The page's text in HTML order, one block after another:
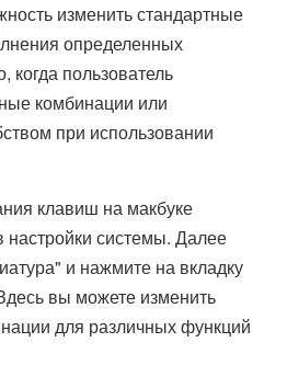
изменить стандартные
определенных
когда пользователь
комбинации или
при использовании
клавиш на макбуке
настройки системы. Далее
и нажмите на вкладку
вы можете изменить
для различных функций